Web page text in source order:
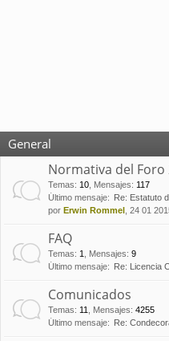
General
Normativa del Foro
Temas: 10 Mensajes: 117
Último mensaje:
Re: Estatuto
por Erwin Rommel , 24 01
FAQ
Temas: 1 Mensajes: 9
Último mensaje:
Re: Licencia
Comunicados
Temas: 11 Mensajes: 4255
Último mensaje:
Re: